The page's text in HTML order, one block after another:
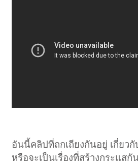
อันนี้คลิปที่ถกเถียงกันอยู่ เกี่ยว
หรือจะเป็นเรื่องที่สร้างกระแสกั